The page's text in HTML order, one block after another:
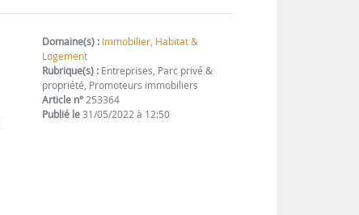
Domaine(s) : Immobilier, Habitat &
Logement
Rubrique(s) : Entreprises, Parc privé &
propriété, Promoteurs immobiliers
Article n°253364
Publié le31/05/2022 à 12:50